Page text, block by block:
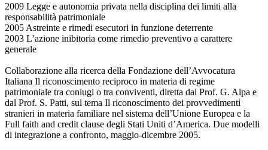
2009 Legge e autonomia privata nella disciplina dei limiti alla
responsabilità patrimoniale
2005 Astreinte e rimedi esecutori in funzione deterrente
2003 L’azione inibitoria come rimedio preventivo a carattere
generale
Collaborazione alla ricerca della Fondazione dell’Avvocatura
Italiana Il riconoscimento reciproco in materia di regime
patrimoniale tra coniugi o tra conviventi, diretta dal Prof. G. Alpa e
dal Prof. S. Patti, sul tema Il riconoscimento dei provvedimenti
stranieri in materia familiare nel sistema dell’Unione Europea e la
Full faith and credit clause degli Stati Uniti d’America. Due modelli
di integrazione a confronto, maggio-dicembre 2005.